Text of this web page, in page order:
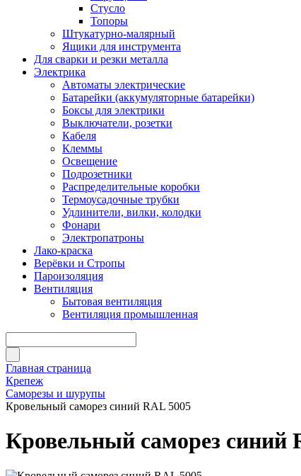
Стусло
Топоры
Штукатурно-малярный
Ящики для инструмента
Для сварки и резки металла
Электрика
Автоматы электрические
Батарейки (аккумуляторные батарейки)
Боксы для электрики
Выключатели, розетки
Кабеля
Клеммы
Освещение
Подрозетники
Распределительные коробки
Термоусадочные трубки
Удлинители, вилки, колодки
Фонари
Электропатроны
Лако-краска
Верёвки и Стропы
Пароизоляция
Вентиляция
Бытовая вентиляция
Вентиляция промышленная
Главная страница
Крепеж
Саморезы и шурупы
Кровельный саморез синий RAL 5005
Кровельный саморез синий